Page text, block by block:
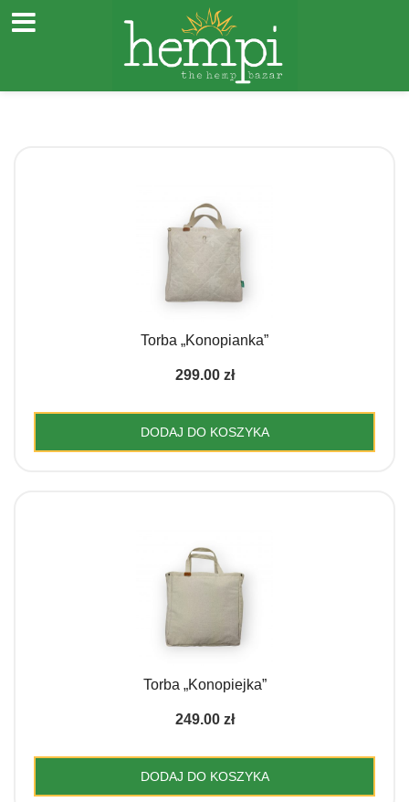
Torba „Konopianka”
299.00 zł
DODAJ DO KOSZYKA
Torba „Konopiejka”
249.00 zł
DODAJ DO KOSZYKA